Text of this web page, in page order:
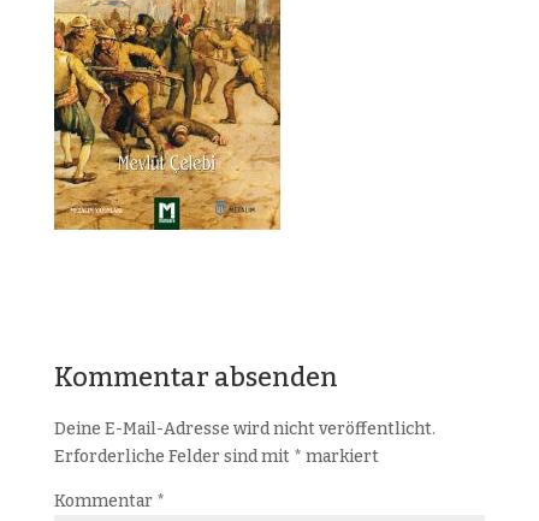
Kommentar absenden
Deine E-Mail-Adresse wird nicht veröffentlicht.
Erforderliche Felder sind mit * markiert
Kommentar *